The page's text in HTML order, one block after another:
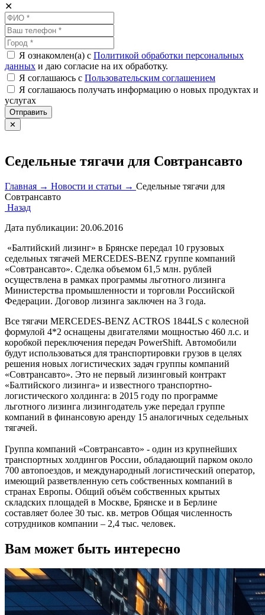
✕
Я ознакомлен(а) с Политикой обработки персональных
данных и даю согласие на их обработку.
Я соглашаюсь c Пользовательским соглашением
Я соглашаюсь получать информацию о новых продуктах и
услугах
Отправить
✕
Седельные тягачи для Совтрансавто
Главная → Новости и статьи → Седельные тягачи для
Совтрансавто
Назад
Дата публикации: 20.06.2016
«Балтийский лизинг» в Брянске передал 10 грузовых
седельных тягачей MERCEDES-BENZ группе компаний
«Совтрансавто». Сделка объемом 61,5 млн. рублей
осуществлена в рамках программы льготного лизинга
Министерства промышленности и торговли Российской
Федерации. Договор лизинга заключен на 3 года.
Все тягачи MERCEDES-BENZ ACTROS 1844LS с колесной
формулой 4*2 оснащены двигателями мощностью 460 л.с. и
коробкой переключения передач PowerShift. Автомобили
будут использоваться для транспортировки грузов в целях
решения новых логистических задач группы компаний
«Совтрансавто». Это не первый лизинговый контракт
«Балтийского лизинга» и известного транспортно-
логистического холдинга: в 2015 году по программе
льготного лизинга лизингодатель уже передал группе
компаний в финансовую аренду 15 аналогичных седельных
тягачей.
Группа компаний «Совтрансавто» - один из крупнейших
транспортных холдингов России, обладающий парком около
700 автопоездов, и международный логистический оператор,
имеющий разветвленную сеть собственных компаний в
странах Европы. Общий объём собственных крытых
складских площадей в Москве, Брянске и в Берлине
составляет более 30 тыс. кв. метров Общая численность
сотрудников компании – 2,4 тыс. человек.
Вам может быть интересно